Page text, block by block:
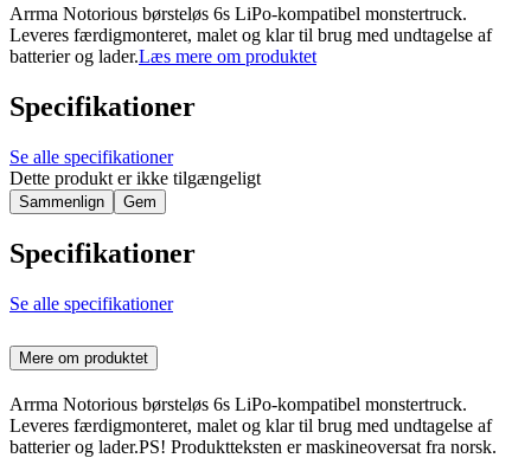
Arrma Notorious børsteløs 6s LiPo-kompatibel monstertruck.
Leveres færdigmonteret, malet og klar til brug med undtagelse af
batterier og lader.Læs mere om produktet
Specifikationer
Se alle specifikationer
Dette produkt er ikke tilgængeligt
Sammenlign Gem
Specifikationer
Se alle specifikationer
Mere om produktet
Arrma Notorious børsteløs 6s LiPo-kompatibel monstertruck.
Leveres færdigmonteret, malet og klar til brug med undtagelse af
batterier og lader.PS! Produktteksten er maskineoversat fra norsk.